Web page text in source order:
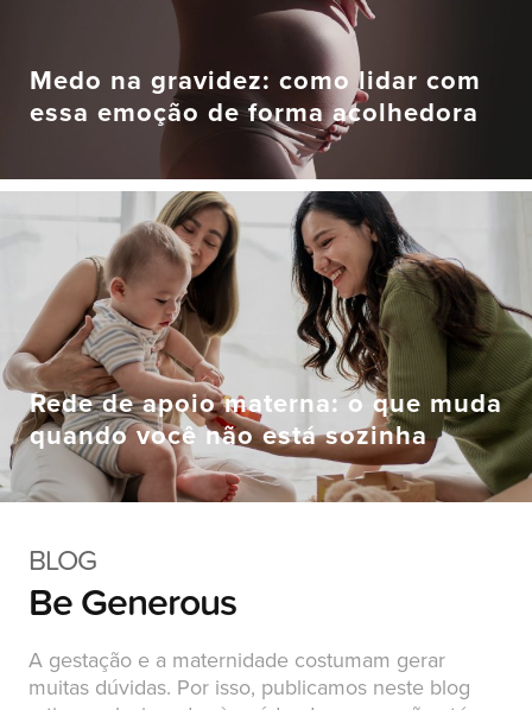
Medo na gravidez: como lidar com
essa emoção de forma acolhedora
Rede de apoio materna: o que muda
quando você não está sozinha
BLOG
Be Generous
A gestação e a maternidade costumam gerar
muitas dúvidas. Por isso, publicamos neste blog